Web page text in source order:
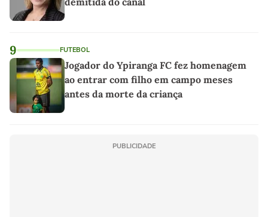
9 FUTEBOL
Jogador do Ypiranga FC fez homenagem
ao entrar com filho em campo meses
antes da morte da criança
PUBLICIDADE